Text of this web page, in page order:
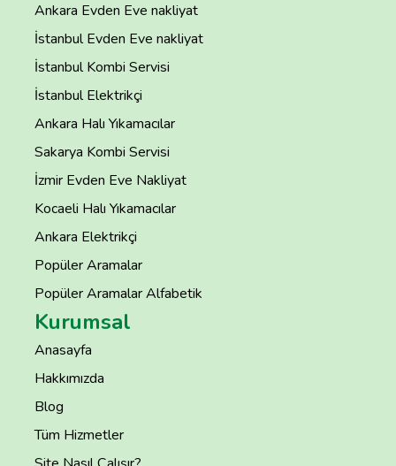
Ankara Evden Eve nakliyat
İstanbul Evden Eve nakliyat
İstanbul Kombi Servisi
İstanbul Elektrikçi
Ankara Halı Yıkamacılar
Sakarya Kombi Servisi
İzmir Evden Eve Nakliyat
Kocaeli Halı Yıkamacılar
Ankara Elektrikçi
Popüler Aramalar
Popüler Aramalar Alfabetik
Kurumsal
Anasayfa
Hakkımızda
Blog
Tüm Hizmetler